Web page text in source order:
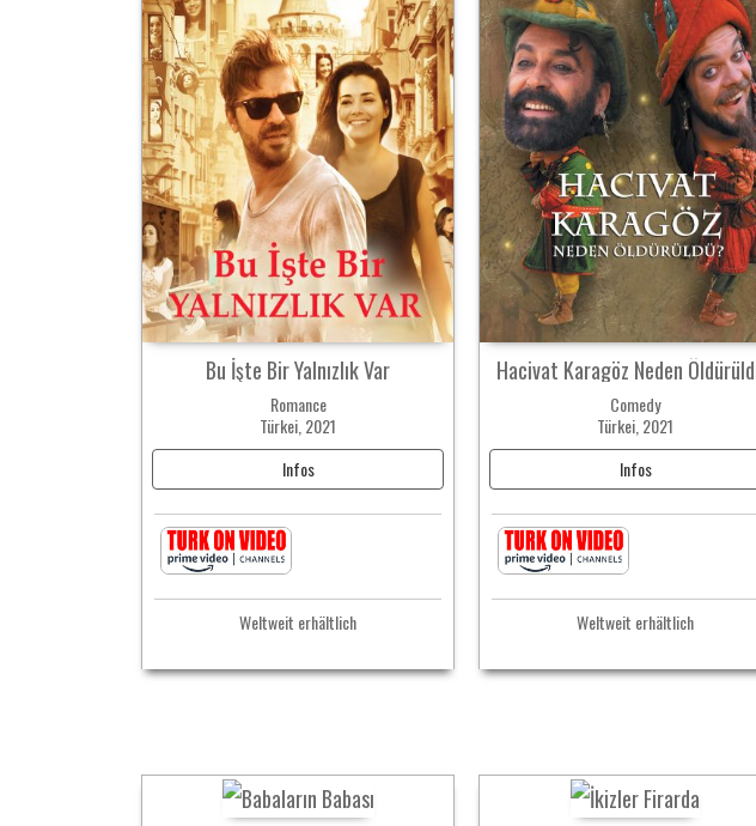
Bu İşte Bir Yalnızlık Var
Romance
Türkei, 2021
Infos
Weltweit erhältlich
Hacivat Karagöz Neden
Comedy
Türkei, 2021
Infos
Weltweit erhältlich